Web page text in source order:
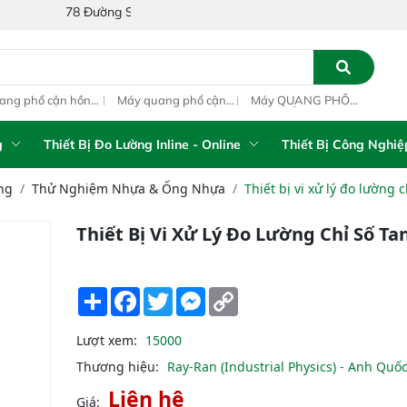
Đường Số 1A, Khu Phố 4, Phường Bình Tân, Thành phố Hồ Chí Minh,
phổ cận hồng
Máy quang phổ cận
NIR Analyzer
Máy QUANG PHỔ
Vista-R
Thiết Bị Đo Lường Inline - Online Thiết Bị Công
Thử Nghiệm Nhựa & Ống Nhựa Thiết bị vi xử lý đo lường
Thiết Bị Vi Xử Lý Đo Lường Chỉ Số
Share Facebook
TwitterMessenger
Lượt xem: 15000
Thương hiệu: Ray-Ran (Industrial Physics) - Anh Quốc
Giá: Liên hệ